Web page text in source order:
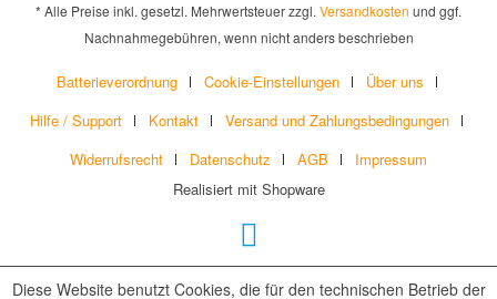
* Alle Preise inkl. gesetzl. Mehrwertsteuer zzgl. Versandkosten und ggf.
Nachnahmegebühren, wenn nicht anders beschrieben
Batterieverordnung Cookie-Einstellungen
Über uns
Hilfe / Support
Kontakt
Versand und Zahlungsbedingungen
Widerrufsrecht
Datenschutz AGB
Impressum
Realisiert mit Shopware
Diese Website benutzt Cookies, die für den technischen Betrieb der